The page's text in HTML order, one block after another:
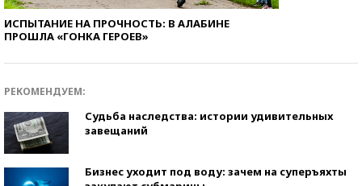
ИСПЫТАНИЕ НА ПРОЧНОСТЬ: В АЛАБИНЕ
ПРОШЛА «ГОНКА ГЕРОЕВ»
РЕКОМЕНДУЕМ:
Судьба наследства: истории удивительных
завещаний
Бизнес уходит под воду: зачем на суперъяхты